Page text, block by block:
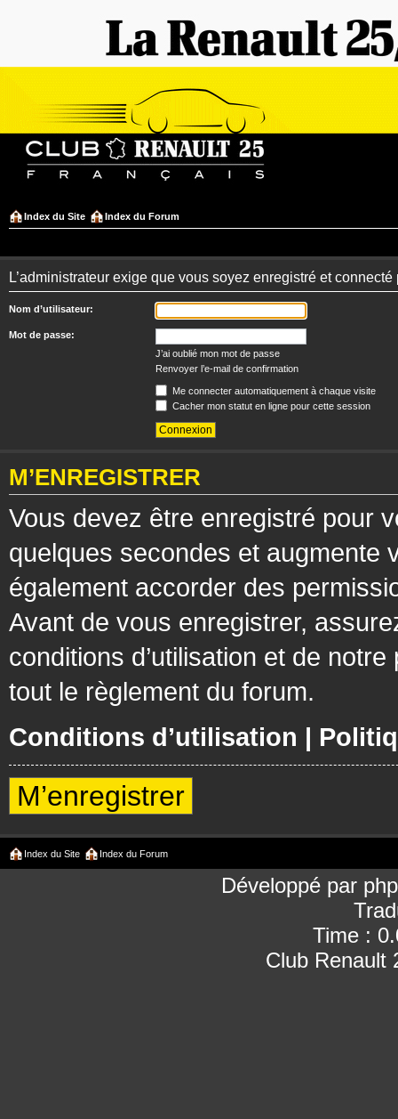
Index du Site Index du Forum
L’administrateur exige que vous soyez enregistré et
Nom d’utilisateur:
Mot de passe:
J’ai oublié mon mot de passe
Renvoyer l’e-mail de confirmation
Me connecter automatiquement à chaque visite
Cacher mon statut en ligne pour cette session
M’ENREGISTRER
Vous devez être enregistré pour
quelques secondes et augmente
également accorder des
Avant de vous enregistrer,
conditions d’utilisation et de
tout le règlement du forum.
Conditions d’utilisation |
M’enregistrer
Index du Site Index du Forum
Développé par
Time :
Club Renault